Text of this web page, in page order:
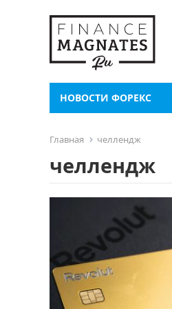
НОВОСТИ ФОРЕКС
Главная челлендж
челлендж